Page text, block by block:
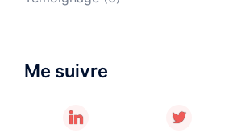
Me suivre